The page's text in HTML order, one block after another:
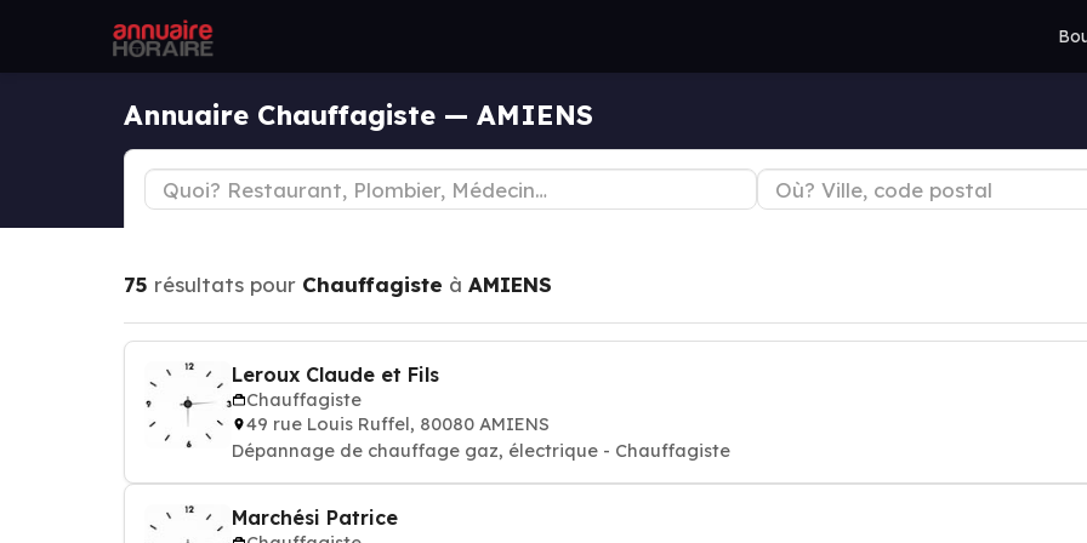
Annuaire Chauffagiste — AMIENS
75 résultats pour Chauffagiste à AMIENS
Leroux Claude et Fils
Chauffagiste
49 rue Louis Ruffel, 80080 AMIENS
Dépannage de chauffage gaz, électrique - Chauffagiste
Marchési Patrice